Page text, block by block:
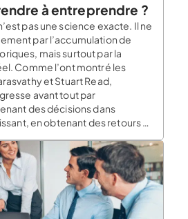
à entreprendre ?
pas une science exacte. Il ne
par l’accumulation de
mais surtout par la
Comme l’ont montré les
et Stuart Read,
avant tout par
des décisions dans
en obtenant des retours et